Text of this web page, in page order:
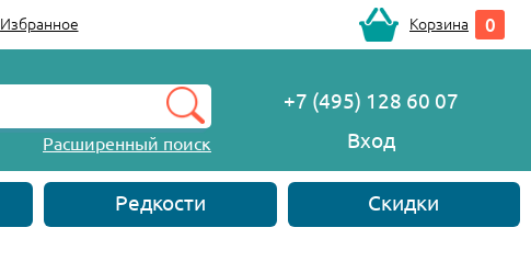
Избранное Корзина 0
Расширенный поиск
+7 (495) 128 60 07
Вход
Редкости Скидки